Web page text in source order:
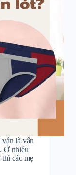
vẫn là vấn
Ở nhiều
thì các mẹ